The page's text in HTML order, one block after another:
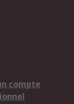
compte